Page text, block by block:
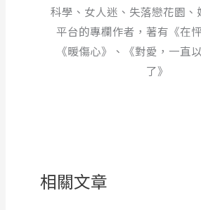
科學、女人迷、失落戀花園、
平台的專欄作者，著有《在
《暖傷心》、《對愛，一直
了》
相關文章